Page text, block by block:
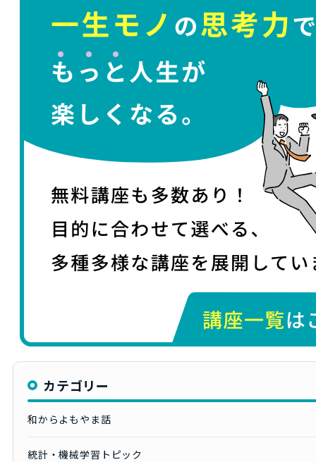
カテゴリー
和からよもやま話
統計・機械学習トピック